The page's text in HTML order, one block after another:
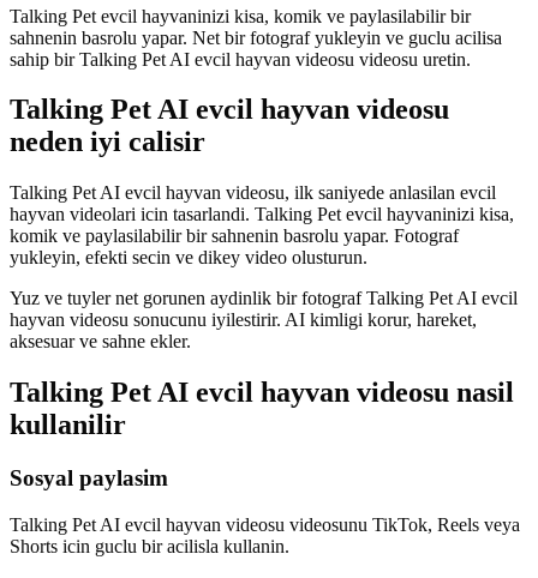
Talking Pet evcil hayvaninizi kisa, komik ve paylasilabilir bir
sahnenin basrolu yapar. Net bir fotograf yukleyin ve guclu acilisa
sahip bir Talking Pet AI evcil hayvan videosu videosu uretin.
Talking Pet AI evcil hayvan videosu
neden iyi calisir
Talking Pet AI evcil hayvan videosu, ilk saniyede anlasilan evcil
hayvan videolari icin tasarlandi. Talking Pet evcil hayvaninizi kisa,
komik ve paylasilabilir bir sahnenin basrolu yapar. Fotograf
yukleyin, efekti secin ve dikey video olusturun.
Yuz ve tuyler net gorunen aydinlik bir fotograf Talking Pet AI evcil
hayvan videosu sonucunu iyilestirir. AI kimligi korur, hareket,
aksesuar ve sahne ekler.
Talking Pet AI evcil hayvan videosu nasil
kullanilir
Sosyal paylasim
Talking Pet AI evcil hayvan videosu videosunu TikTok, Reels veya
Shorts icin guclu bir acilisla kullanin.